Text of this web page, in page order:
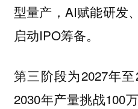
型量产，AI赋能研发
启动IPO筹备。
第三阶段为2027年
2030年产量挑战100